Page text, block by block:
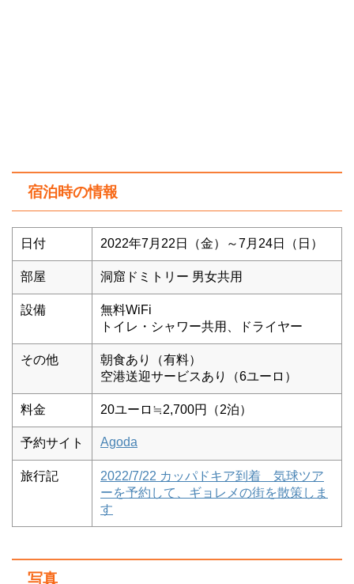
宿泊時の情報
日付 2022年7月22日（金）～7月24日（日）
部屋 洞窟ドミトリー 男女共用
設備
無料WiFi
トイレ・シャワー共用、ドライヤー
その他
朝食あり（有料）
空港送迎サービスあり（6ユーロ）
料金 20ユーロ≒2,700円（2泊）
予約サイト Agoda
旅行記
2022/7/22 カッパドキア到着 気球ツア
ーを予約して、ギョレメの街を散策しま
す
写真